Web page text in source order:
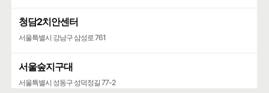
청담2치안센터
서울특별시 강남구 삼성로 761
서울숲지구대
서울특별시 성동구 성덕정길 77-2